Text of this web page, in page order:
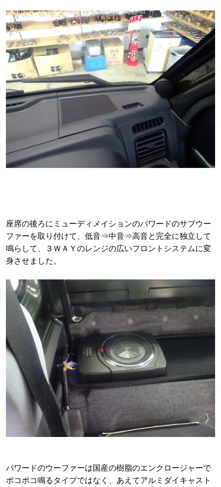
座席の後ろにミューディメイションのパワードのサブウー
ファーを取り付けて、低音⇒中音⇒高音と完全に独立して
鳴らして、３ＷＡＹのレンジの広いフロントシステムに変
身させました。
パワードのウーファーは国産の樹脂のエンクロージャーで
ポコポコ鳴るタイプではなく、あえてアルミダイキャスト